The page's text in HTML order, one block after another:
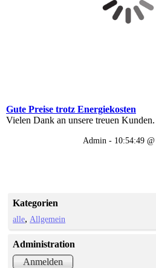
Gute Preise trotz Energiekosten
Vielen Dank an unsere treuen Kunden.
Admin - 10:54:49 @
Kategorien
alle Allgemein
Administration
Anmelden